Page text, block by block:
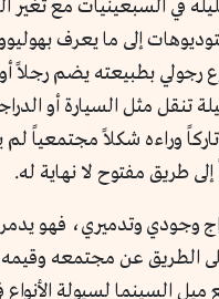
في السبعينيات مع تغير
إلى ما يعرف
رجولي بطبيعته يضم رجلاً أو
تنقل مثل السيارة أو
وراءه شكلاً مجتمعياً
إلى طريق مفتوح لا نهاية له.
وجودي وتدميري، فهو يدمر
الطريق عن مجتمعه وقيمه
السينما لسيولة الأنواع